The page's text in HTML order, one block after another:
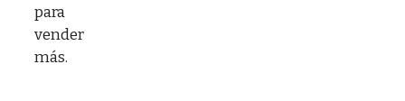
para
vender
más.